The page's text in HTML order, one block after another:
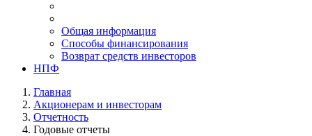
Общая информация
Способы финансирования
Возврат средств инвесторов
НПФ
Главная
Акционерам и инвесторам
Отчетность
Годовые отчеты